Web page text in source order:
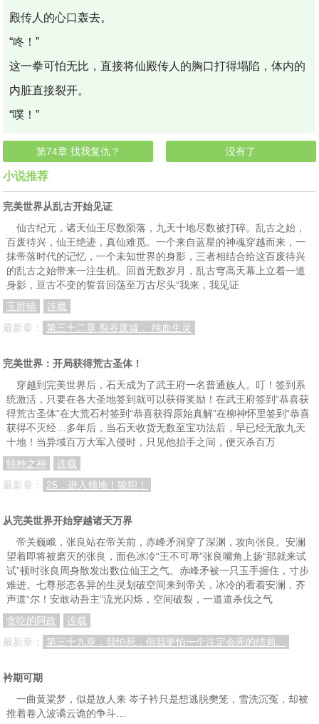
殿传人的心口轰去。
“咚！”
这一拳可怕无比，直接将仙殿传人的胸口打得塌陷，体内的
内脏直接裂开。
“噗！”
第74章 找我复仇？ 没有了
小说推荐
完美世界从乱古开始见证
仙古纪元，诸天仙王尽数陨落，九天十地尽数被打碎。乱古之始，
百废待兴，仙王绝迹，真仙难觅。一个来自蓝星的神魂穿越而来，一
抹帝落时代的记忆，一个未知世界的身影，三者相结合给这百废待兴
的乱古之始带来一注生机。回首无数岁月，乱古穹高天幕上立着一道
身影，亘古不变的誓音回荡至万古尽头“我来，我见证
玉辞镜
连载
最新章：
第三十二章 裂谷废墟， 纯血生灵
完美世界：开局获得荒古圣体！
穿越到完美世界后，石天成为了武王府一名普通族人。叮！签到系
统激活，只要在各大圣地签到就可以获得奖励！在武王府签到“恭喜获
得荒古圣体”在大荒石村签到“恭喜获得原始真解”在柳神怀里签到“恭喜
获得不灭经…多年后，当石天收货无数至宝功法后，早已经无敌九天
十地！当异域百万大军入侵时，只见他抬手之间，便灭杀百万
特种之神
连载
最新章：
25，进入领地！狻猊！
从完美世界开始穿越诸天万界
帝关巍峨，张良站在帝关前，赤峰矛洞穿了深渊，攻向张良。安澜
望着即将被磨灭的张良，面色冰冷“王不可辱”张良嘴角上扬“那就来试
试”顿时张良周身散发出数位仙王之气。赤峰矛被一只玉手握住，寸步
难进。七尊形态各异的生灵划破空间来到帝关，冰冷的看着安澜，齐
声道“尔！安敢动吾主”流光闪烁，空间破裂，一道道杀伐之气
贪吃的阿政
连载
最新章：
第三十九章，我怕死，但我更怕一个注定会死的结局。
衿期可期
一曲黄粱梦，似是故人来 岑子衿只是想逃脱樊笼，雪洗沉冤，却被
推着卷入波谲云诡的争斗…